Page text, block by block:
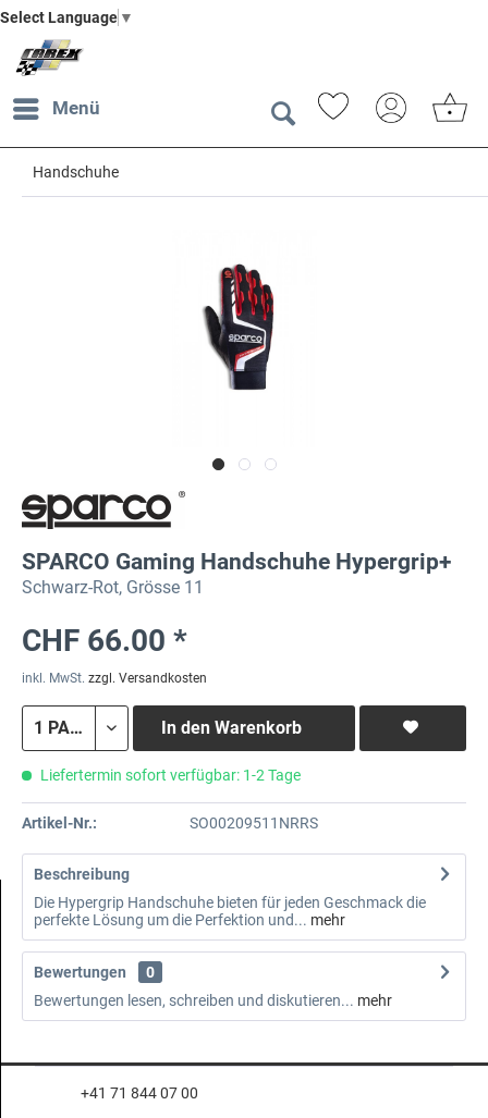
Select Language ▼
Menü
Handschuhe
SPARCO Gaming Handschuhe Hypergrip+
Schwarz-Rot, Grösse 11
CHF 66.00 *
inkl. MwSt. zzgl. Versandkosten
In den Warenkorb
Liefertermin sofort verfügbar: 1-2 Tage
Artikel-Nr.: SO00209511NRRS
Beschreibung
Die Hypergrip Handschuhe bieten für jeden Geschmack die
perfekte Lösung um die Perfektion und... mehr
Bewertungen
0
Bewertungen lesen, schreiben und diskutieren... mehr
+41 71 844 07 00